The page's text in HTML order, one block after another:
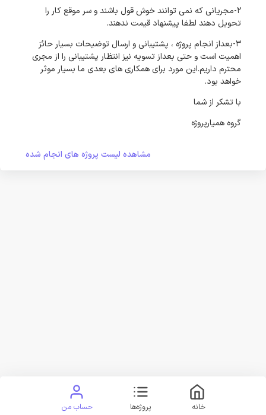
2-مجریانی که نمی توانند خوش قول باشند و سر موقع کار را
تحویل دهند لطفا پیشنهاد قیمت ندهند.
3-بعداز انجام پروژه ، پشتیبانی و ارسال توضیحات بسیار حائز
اهمیت است و حتی بعداز تسویه نیز انتظار پشتیبانی را از مجری
محترم داریم.این مورد برای همکاری های بعدی ما بسیار موثر
خواهد بود.
با تشکر از شما
گروه همیارپروژه
مشاهده لیست پروژه های انجام شده
خانه پروژه‌ها حساب من قوانین سایت تماس با ما